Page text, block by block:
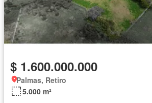
$ 1.600.000.000
Palmas, Retiro
5.000 m²